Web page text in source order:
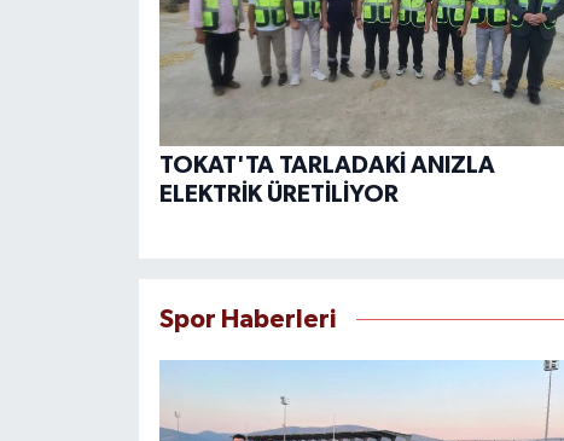
TOKAT'TA TARLADAKİ ANIZLA
ELEKTRİK ÜRETİLİYOR
Spor Haberleri